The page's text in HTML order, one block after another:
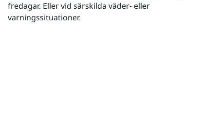
fredagar. Eller vid särskilda väder- eller
varningssituationer.